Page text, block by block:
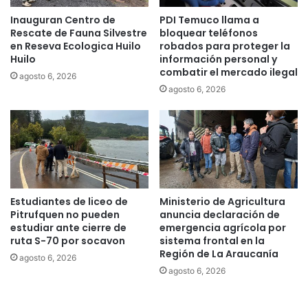
u
e
l
a
s
u
a
o
”
y
a
s
u
e
r
a
e
0
%
d
e
a
Inauguran Centro de
Rescate de Fauna Silvestre
en Reseva Ecologica Huilo
Huilo
agosto 6, 2026
PDI Temuco llama a
bloquear teléfonos
robados para proteger la
información personal y
combatir el mercado ilegal
agosto 6, 2026
Estudiantes de liceo de
Pitrufquen no pueden
estudiar ante cierre de
ruta S-70 por socavon
agosto 6, 2026
Ministerio de Agricultura
anuncia declaración de
emergencia agrícola por
sistema frontal en la
Región de La Araucanía
agosto 6, 2026